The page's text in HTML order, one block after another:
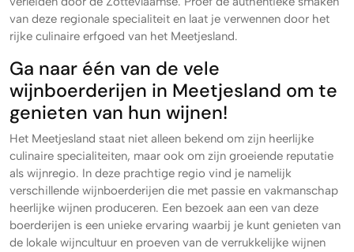
van deze regionale specialiteit en laat je verwennen door het
rijke culinaire erfgoed van het Meetjesland.
Ga naar één van de vele
wijnboerderijen in Meetjesland om te
genieten van hun wijnen!
Het Meetjesland staat niet alleen bekend om zijn heerlijke
culinaire specialiteiten, maar ook om zijn groeiende reputatie
als wijnregio. In deze prachtige regio vind je namelijk
verschillende wijnboerderijen die met passie en vakmanschap
heerlijke wijnen produceren. Een bezoek aan een van deze
boerderijen is een unieke ervaring waarbij je kunt genieten van
de lokale wijncultuur en proeven van de verrukkelijke wijnen